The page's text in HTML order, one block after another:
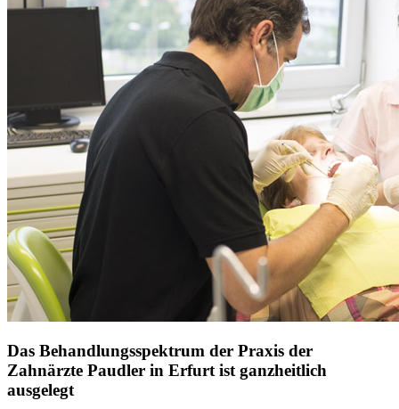
Das Behandlungsspektrum der Praxis der
Zahnärzte Paudler in Erfurt ist ganzheitlich
ausgelegt